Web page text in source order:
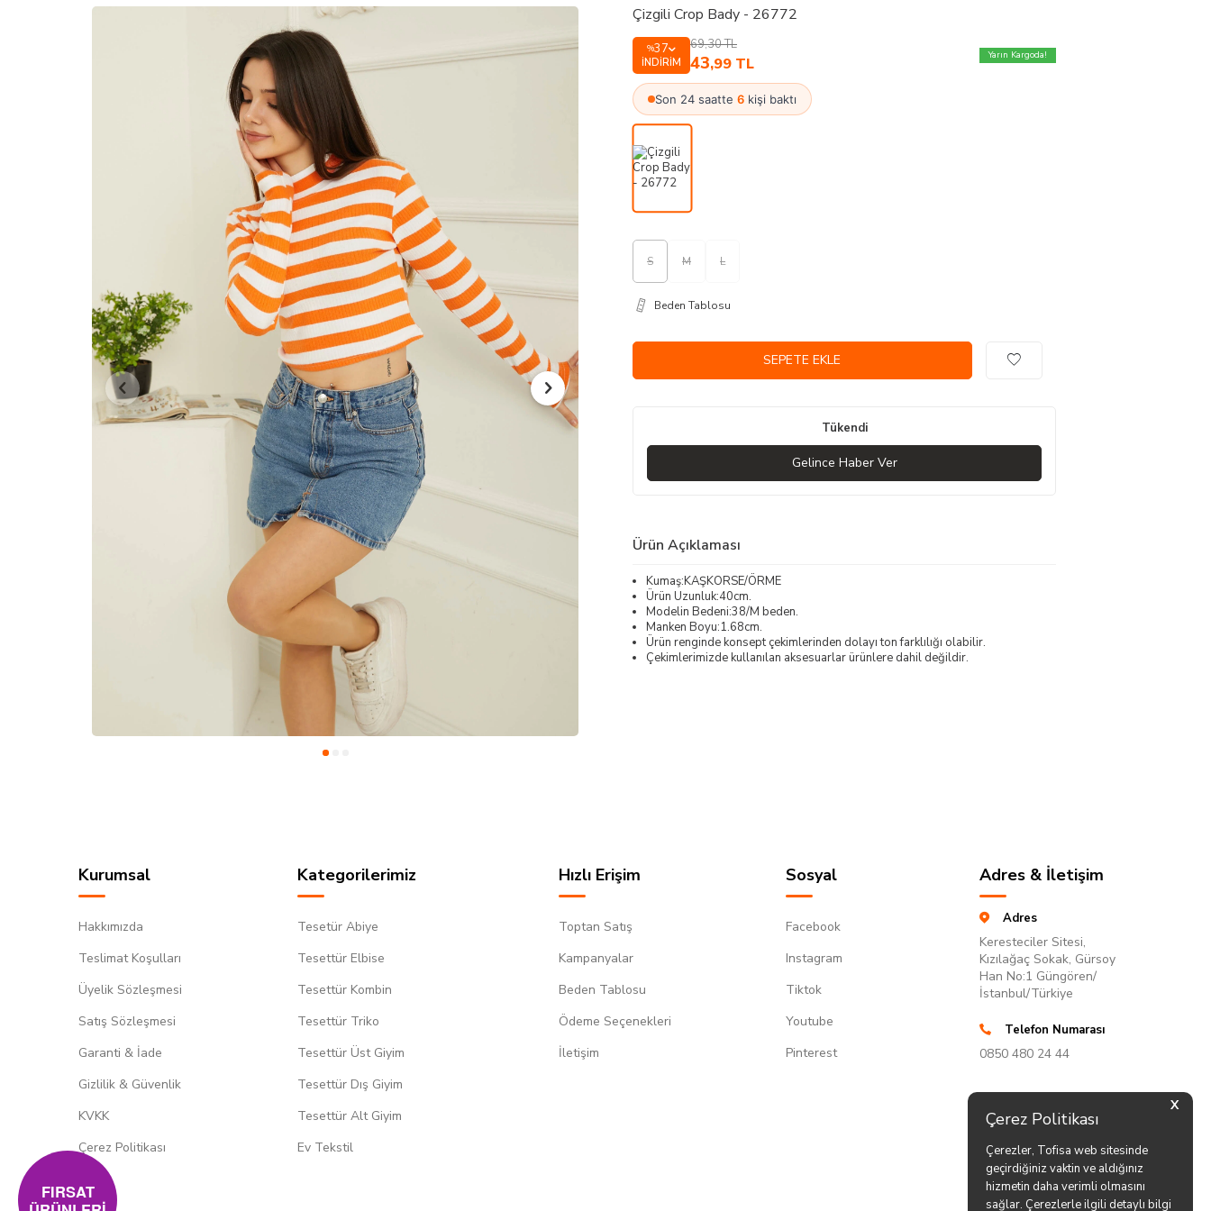
X
Çerez Politikası
Çerezler, Tofisa web sitesinde
geçirdiğiniz vaktin ve aldığınız
hizmetin daha verimli olmasını
sağlar. Çerezlerle ilgili detaylı bilgi
Çizgili Crop Bady - 26772
%37
İNDIRIM
69,30TL
43,99 TL Yarın Kargoda!
Son 24 saatte 6 kişi baktı
S M L
Beden Tablosu
SEPETE EKLE
Tükendi
Gelince Haber Ver
Ürün Açıklaması
Kumaş:KAŞKORSE/ÖRME
Ürün Uzunluk:40cm.
Modelin Bedeni:38/M beden.
Manken Boyu:1.68cm.
Ürün renginde konsept çekimlerinden dolayı ton farklılığı olabilir.
Çekimlerimizde kullanılan aksesuarlar ürünlere dahil değildir.
Kurumsal
Hakkımızda
Teslimat Koşulları
Üyelik Sözleşmesi
Satış Sözleşmesi
Garanti & İade
Gizlilik & Güvenlik
KVKK
Çerez Politikası
Kategorilerimiz
Tesetür Abiye
Tesettür Elbise
Tesettür Kombin
Tesettür Triko
Tesettür Üst Giyim
Tesettür Dış Giyim
Tesettür Alt Giyim
Ev Tekstil
Hızlı Erişim
Toptan Satış
Kampanyalar
Beden Tablosu
Ödeme Seçenekleri
İletişim
Sosyal
Facebook
Instagram
Tiktok
Youtube
Pinterest
Adres & İletişim
Adres
Keresteciler Sitesi,
Kızılağaç Sokak, Gürsoy
Han No:1 Güngören/
İstanbul/Türkiye
Telefon Numarası
0850 480 24 44
FIRSAT